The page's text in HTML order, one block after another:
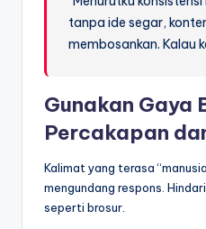
tanpa ide segar,
membosankan. Kalau
Gunakan Gaya
Percakapan
Kalimat yang terasa
mengundang respons.
seperti brosur.